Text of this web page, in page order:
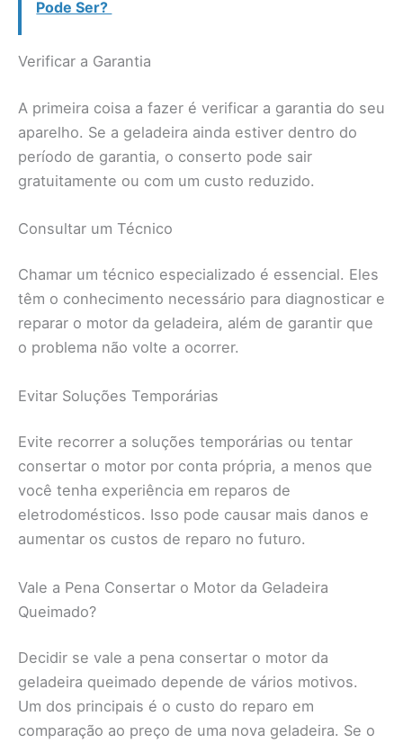
Pode Ser?
Verificar a Garantia
A primeira coisa a fazer é verificar a garantia do seu
aparelho. Se a geladeira ainda estiver dentro do
período de garantia, o conserto pode sair
gratuitamente ou com um custo reduzido.
Consultar um Técnico
Chamar um técnico especializado é essencial. Eles
têm o conhecimento necessário para diagnosticar e
reparar o motor da geladeira, além de garantir que
o problema não volte a ocorrer.
Evitar Soluções Temporárias
Evite recorrer a soluções temporárias ou tentar
consertar o motor por conta própria, a menos que
você tenha experiência em reparos de
eletrodomésticos. Isso pode causar mais danos e
aumentar os custos de reparo no futuro.
Vale a Pena Consertar o Motor da Geladeira
Queimado?
Decidir se vale a pena consertar o motor da
geladeira queimado depende de vários motivos.
Um dos principais é o custo do reparo em
comparação ao preço de uma nova geladeira. Se o